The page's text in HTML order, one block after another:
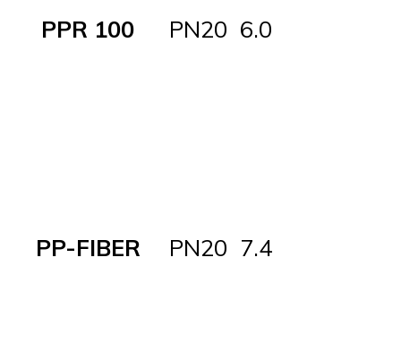
PPR 100 PN20 6.0
PP-FIBER PN20 7.4